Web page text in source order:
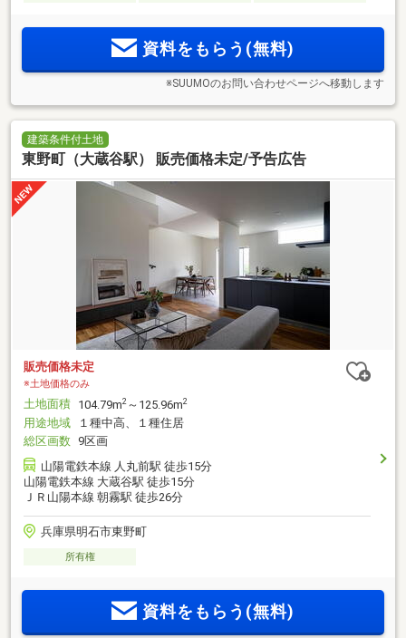
資料をもらう(無料)
※SUUMOのお問い合わせページへ移動します
建築条件付土地
東野町（大蔵谷駅） 販売価格未定/予告広告
販売価格未定
※土地価格のみ
土地面積 104.79m2 ～125.96m2
用途地域
１種中高、１種住居
総区画数 9区画
山陽電鉄本線 人丸前駅 徒歩15分
山陽電鉄本線 大蔵谷駅 徒歩15分
ＪＲ山陽本線 朝霧駅 徒歩26分
兵庫県明石市東野町
所有権
資料をもらう(無料)